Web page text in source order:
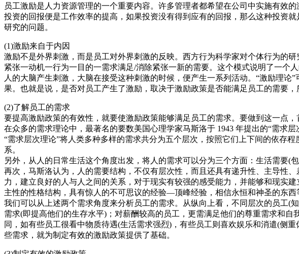
员工激励是人力资源管理的一个重要内容。许多管理者都希望在公司中实施有效
投资的回报便是工作效率的提高，如果投资没有得到应有的回报，那么这种投资
研究的问题。
(1)激励来自于内因
激励不是外界刺激，而是员工对外界刺激的反映。西方行为科学家对个体行为的
紧张一动机一行为一目的一需求满足/消除紧张一新的需要。这个模式说明了一
人的大脑产生刺激，大脑在接受这种刺激的时候，便产生一系列活动。“激励理
果。也就是说，是否对员工产生了激励，取决于激励政策是否能满足员工的需要
(2)了解员工的需求
要提高激励政策的有效性，就要使激励政策能够满足员工的需求。要做到这一点，
在众多的需求理论中，最著名的要数美国心理学家马斯洛于 1943 年提出的“需求
“需求层次理论”将人类多种多样的需求共分为五个层次，按照它们上下间的依存
系。
另外，从人的日常生活这个角度出发，将人的需求可以分为三个方面：生活需要(
再次，马斯洛认为，人的需要结构，不仅有层次性，而且还具有递升性、主导性
力，建立良好的人与人之间的关系，对于现实有较强的感受能力，并能够和现实
主性的性格结构，具有惊人的不可思议的经验—顶峰经验，相信永恒和神圣的东西
我们可以从上述两个需求角度来分析员工的需求。从纵向上看，不同层次的员工
需求(即提高他们的生存水平)；对薪酬较高的员工，更需满足他们的尊重需求和
同，如有些员工很看中物质待遇(生活需求强烈)，有些员工则喜欢娱乐和消遣(侧
些需求，就为制定有效的激励政策提供了基础。